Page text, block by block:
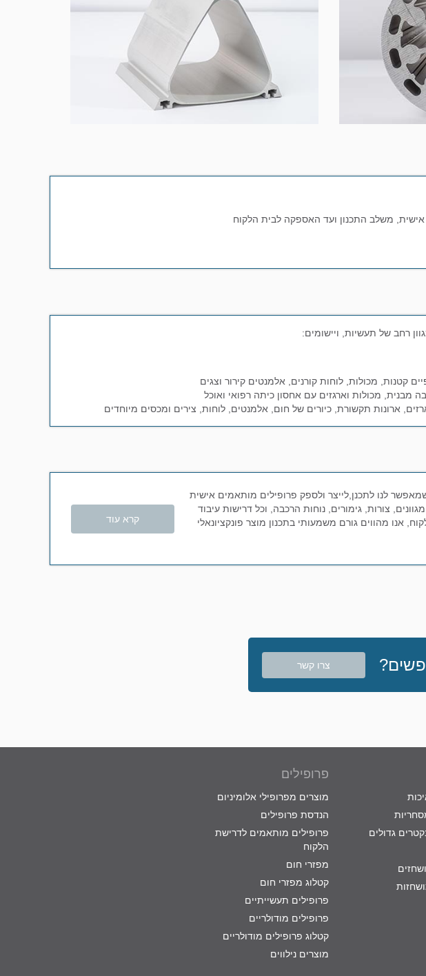
משלב התכנון ועד האספקה לבית הלקוח
רחב של תעשיות, ויישומים:
קטנות, מכולות, לוחות קורנים, אלמנטים קירור וצגים
מבנית, מכולות וארגזים עם אחסון כיתה רפואי ואוכל
ארונות תקשורת, כיורים של חום, אלמנטים, לוחות, צירים ומכסים מיוחדים
לנו לתכנן,לייצר ולספק פרופילים מותאמים אישית
צורות, גימורים, נוחות הרכבה, וכל דרישות עיבוד
אנו מהווים גורם משמעותי בתכנון מוצר פונקציונאלי
קרא עוד
צרו קשר
גדולים
פרופילים
מוצרים מפרופילי אלומיניום
הנדסת פרופילים
פרופילים מותאמים לדרישת
הלקוח
מפזרי חום
קטלוג מפזרי חום
פרופילים תעשייתיים
פרופילים מודולריים
קטלוג פרופילים מודולריים
מוצרים נילווים